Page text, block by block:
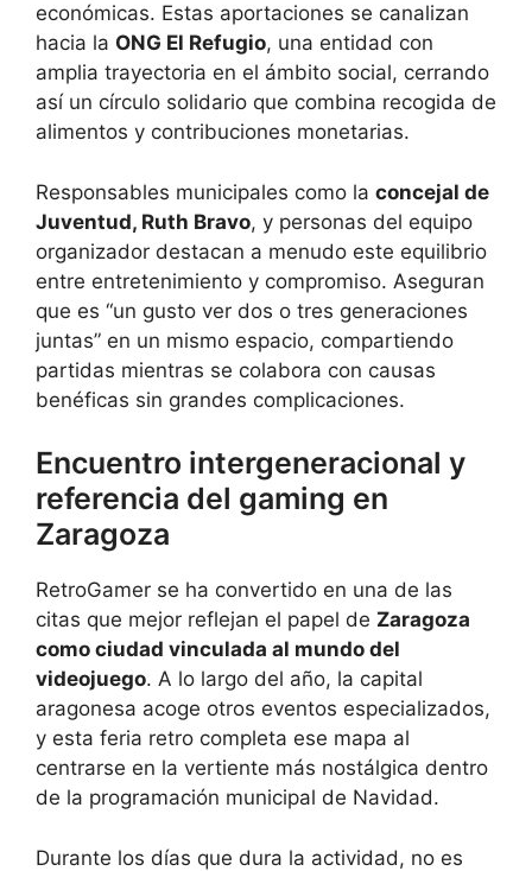
económicas. Estas aportaciones se canalizan
hacia la ONG El Refugio, una entidad con
amplia trayectoria en el ámbito social, cerrando
así un círculo solidario que combina recogida de
alimentos y contribuciones monetarias.
Responsables municipales como la concejal de
Juventud, Ruth Bravo, y personas del equipo
organizador destacan a menudo este equilibrio
entre entretenimiento y compromiso. Aseguran
que es “un gusto ver dos o tres generaciones
juntas” en un mismo espacio, compartiendo
partidas mientras se colabora con causas
benéficas sin grandes complicaciones.
Encuentro intergeneracional y
referencia del gaming en
Zaragoza
RetroGamer se ha convertido en una de las
citas que mejor reflejan el papel de Zaragoza
como ciudad vinculada al mundo del
videojuego. A lo largo del año, la capital
aragonesa acoge otros eventos especializados,
y esta feria retro completa ese mapa al
centrarse en la vertiente más nostálgica dentro
de la programación municipal de Navidad.
Durante los días que dura la actividad, no es